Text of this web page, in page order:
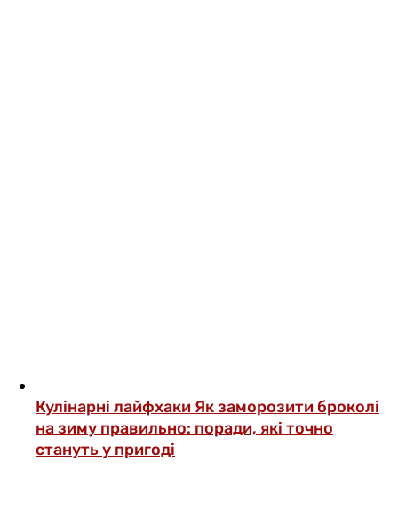
Кулінарні лайфхаки Як заморозити броколі
на зиму правильно: поради, які точно
стануть у пригоді